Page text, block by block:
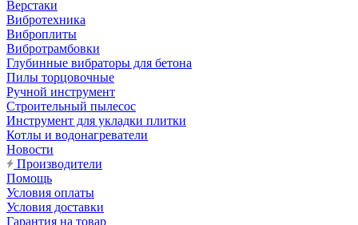
Верстаки
Вибротехника
Виброплиты
Вибротрамбовки
Глубинные вибраторы для бетона
Пилы торцовочные
Ручной инструмент
Строительный пылесос
Инструмент для укладки плитки
Котлы и водонагреватели
Новости
Производители
Помощь
Условия оплаты
Условия доставки
Гарантия на товар